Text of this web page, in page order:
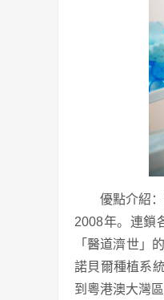
優點介紹：
2008年。連鎖
「醫道濟世」
諾貝爾種植系
到粵港澳大灣